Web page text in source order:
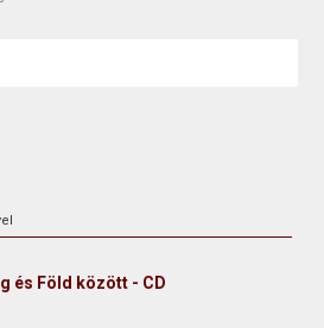
és Föld között - CD